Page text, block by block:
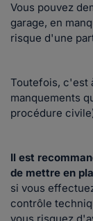
Vous pouvez
garage, en
risque d'une
Toutefois, c'est
manquements
procédure
Il est
de mettre en
si vous
contrôle